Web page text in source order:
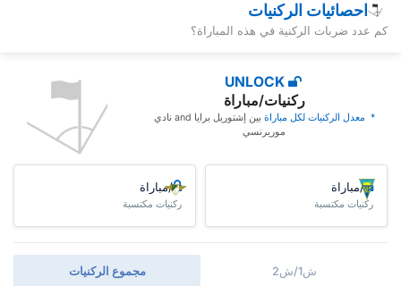
احصائيات الركنيات
كم عدد ضربات الركنية في هذه المباراة؟
UNLOCK
ركنيات/مباراة
* ‏ ‏معدل الركنيات لكل مباراة
‏بين إشتوريل برايا and نادي
موريرنسي
/مباراة
ركنيات مكتسبة
/مباراة
ركنيات مكتسبة
مجموع الركنيات ش1/ش2